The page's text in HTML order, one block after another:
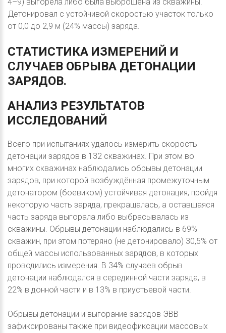
Детонировал с устойчивой скоростью участок только
от 0,0 до 2,9 м (24% массы) заряда.
СТАТИСТИКА ИЗМЕРЕНИЙ И
СЛУЧАЕВ ОБРЫВА ДЕТОНАЦИИ
ЗАРЯДОВ.
АНАЛИЗ РЕЗУЛЬТАТОВ
ИССЛЕДОВАНИЙ
Всего при испытаниях удалось измерить скорость
детонации зарядов в 132 скважинах. При этом во
многих скважинах наблюдались обрывы детонации
зарядов, при которой возбуждённая промежуточным
детонатором (боевиком) устойчивая детонация, пройдя
некоторую часть заряда, прекращалась, а оставшаяся
часть заряда выгорала либо выбрасывалась из
скважины. Обрывы детонации наблюдались в 69%
скважин, при этом потеряно (не детонировало) 30,5% от
общей массы использованных зарядов, в которых
проводились измерения. В 34% случаев обрыв
детонации наблюдался в серединной части заряда, в
22% в донной части и в 13% в приустьевой части.
Обрывы детонации и выгорание зарядов ЭВВ
зафиксированы также при видеофиксации массовых